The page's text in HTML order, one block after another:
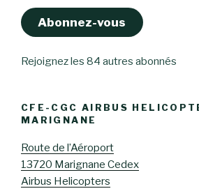
Abonnez-vous
Rejoignez les 84 autres abonnés
CFE-CGC AIRBUS
MARIGNANE
Route de l’Aéroport
13720 Marignane Cedex
Airbus Helicopters